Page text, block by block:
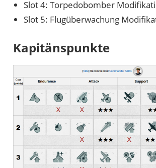
Slot 4: Torpedobomber
Slot 5: Flugüberwachung
Kapitänspunkte